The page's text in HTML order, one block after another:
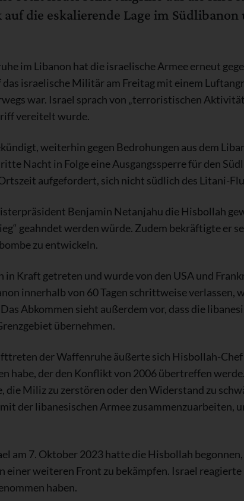
die eskalierende Lage im
im Libanon hat die israelische Armee erneut
israelische Militär am Freitag mit einem
war. Israel sprach von „terroristischen
vereitelt wurde.
weiterhin gegen Bedrohungen aus dem
Nacht in Folge eine Ausgangssperre für den
aufgefordert, sich nicht südlich des Litani-
Benjamin Netanjahu die Hisbollah
geahndet werden würde. Zudem bekräftigte er
zu entwickeln.
Kraft getreten und wurde von den USA und
innerhalb von 60 Tagen schrittweise verlassen,
Abkommen sieht außerdem vor, dass die
übernehmen.
der Waffenruhe äußerte sich Hisbollah-
habe, der den Konflikt von 2006 übertreffen
die Miliz zu zerstören oder den Widerstand zu
der libanesischen Armee zusammenzuarbeiten,
am 7. Oktober 2023 hatte die Hisbollah
einer weiteren Front zu bekämpfen. Israel
haben.